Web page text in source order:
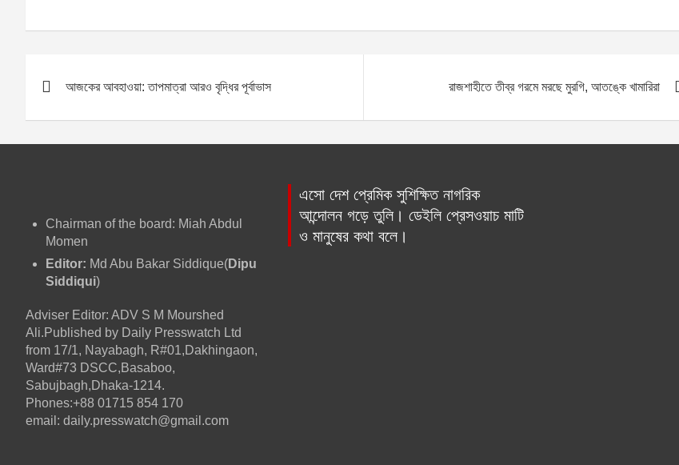
c
b
ss
n
at
A
ail ar
a
v
g
a
t
i
আজকের আবহাওয়া: তাপমাত্রা আরও বৃদ্ধির পূর্বাভাস রাজশাহীতে তীব্র গরমে মরছে মুরগি, আতঙ্কে খামারিরা
Chairman of the board: Miah Abdul
Momen
Editor: Md Abu Bakar Siddique(Dipu
Siddiqui)
Adviser Editor: ADV S M Mourshed
Ali.Published by Daily Presswatch Ltd
from 17/1, Nayabagh, R#01,Dakhingaon,
Ward#73 DSCC,Basaboo,
Sabujbagh,Dhaka-1214.
Phones:+88 01715 854 170
email: daily.presswatch@gmail.com
এসো দেশ প্রেমিক সুশিক্ষিত নাগরিক
আন্দোলন গড়ে তুলি। ডেইলি প্রেসওয়াচ মাটি
ও মানুষের কথা বলে।